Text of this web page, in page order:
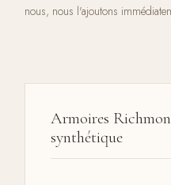
nous, nous l'ajoutons
Armoires
synthétique